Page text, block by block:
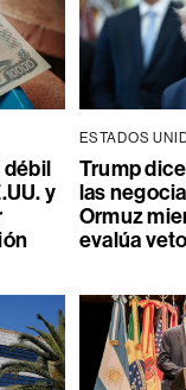
débil
y
ESTADOS
Trump
las
Ormuz
evalúa